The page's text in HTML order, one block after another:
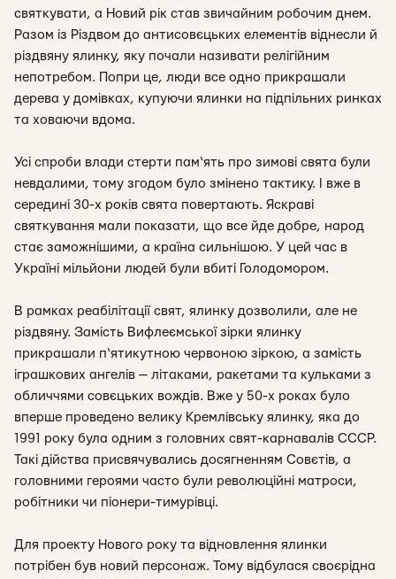
святкувати, а Новий рік став звичайним робочим днем.
Разом із Різдвом до антисовєцьких елементів віднесли й
різдвяну ялинку, яку почали називати релігійним
непотребом. Попри це, люди все одно прикрашали
дерева у домівках, купуючи ялинки на підпільних ринках
та ховаючи вдома.
Усі спроби влади стерти пам‘ять про зимові свята були
невдалими, тому згодом було змінено тактику. І вже в
середині 30-х років свята повертають. Яскраві
святкування мали показати, що все йде добре, народ
стає заможнішими, а країна сильнішою. У цей час в
Україні мільйони людей були вбиті Голодомором.
В рамках реабілітації свят, ялинку дозволили, але не
різдвяну. Замість Вифлеємської зірки ялинку
прикрашали п‘ятикутною червоною зіркою, а замість
іграшкових ангелів — літаками, ракетами та кульками з
обличчями совєцьких вождів. Вже у 50-х роках було
вперше проведено велику Кремлівську ялинку, яка до
1991 року була одним з головних свят-карнавалів СССР.
Такі дійства присвячувались досягненням Совєтів, а
головними героями часто були революційні матроси,
робітники чи піонери-тимурівці.
Для проекту Нового року та відновлення ялинки
потрібен був новий персонаж. Тому відбулася своєрідна